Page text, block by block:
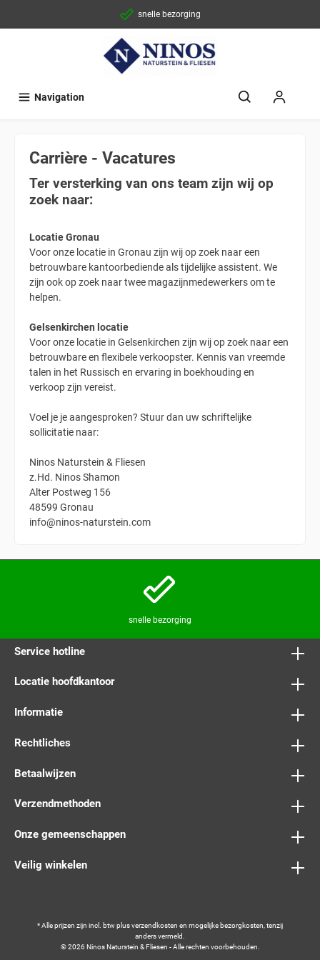
snelle bezorging
Navigation
Carrière - Vacatures
Ter versterking van ons team zijn wij op
zoek naar:
Locatie Gronau
Voor onze locatie in Gronau zijn wij op zoek naar een
betrouwbare kantoorbediende als tijdelijke assistent. We
zijn ook op zoek naar twee magazijnmedewerkers om te
helpen.
Gelsenkirchen locatie
Voor onze locatie in Gelsenkirchen zijn wij op zoek naar een
betrouwbare en flexibele verkoopster. Kennis van vreemde
talen in het Russisch en ervaring in boekhouding en
verkoop zijn vereist.
Voel je je aangesproken? Stuur dan uw schriftelijke
sollicitatie naar:
Ninos Naturstein & Fliesen
z.Hd. Ninos Shamon
Alter Postweg 156
48599 Gronau
info@ninos-naturstein.com
snelle bezorging
Service hotline
Locatie hoofdkantoor
Informatie
Rechtliches
Betaalwijzen
Verzendmethoden
Onze gemeenschappen
Veilig winkelen
* Alle prijzen zijn incl. btw plusverzendkosten en mogelijke bezorgkosten, tenzij
anders vermeld.
© 2026 Ninos Naturstein & Fliesen - Alle rechten voorbehouden.